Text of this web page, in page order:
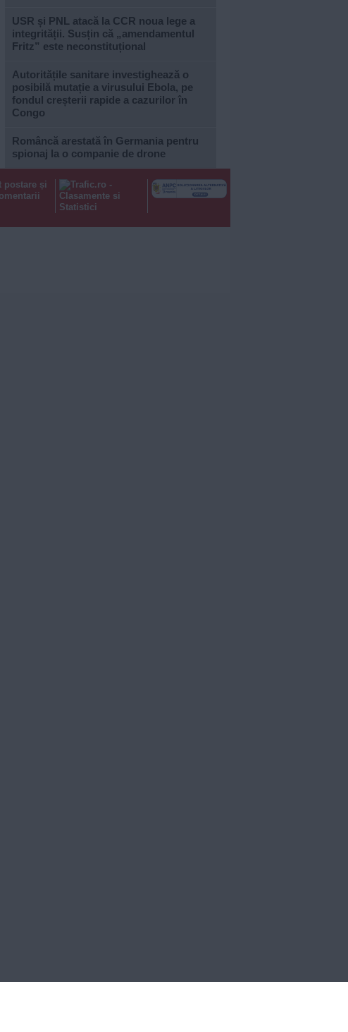
USR și PNL atacă la CCR noua lege a
integrității. Susțin că „amendamentul
Fritz” este neconstituțional
Autoritățile sanitare investighează o
posibilă mutație a virusului Ebola, pe
fondul creșterii rapide a cazurilor în
Congo
Româncă arestată în Germania pentru
spionaj la o companie de drone
postare și